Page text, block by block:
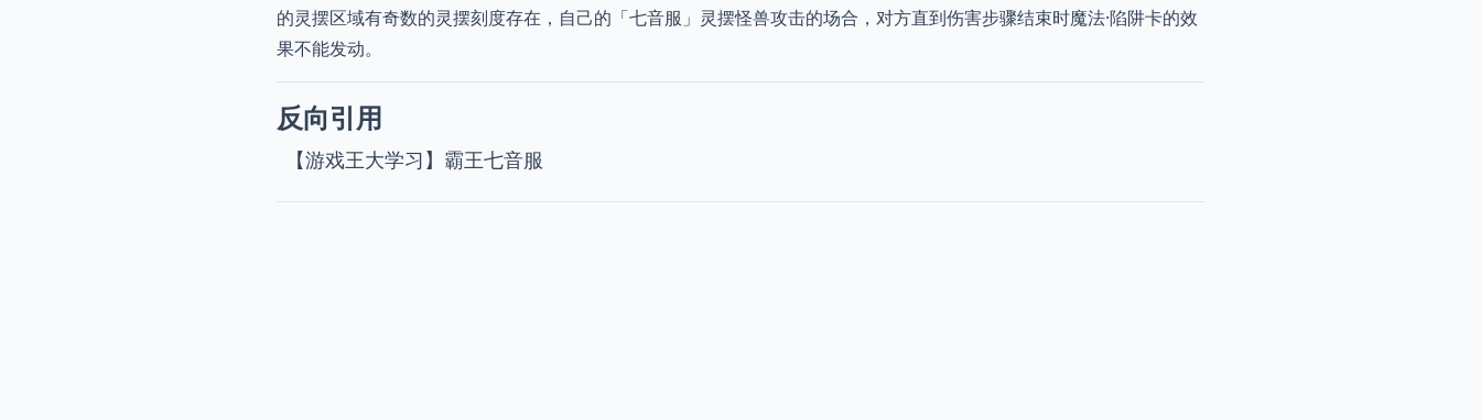
的灵摆区域有奇数的灵摆刻度存在，自己的「七音服」灵摆怪兽攻击的场合，对方直到伤害步骤结束时魔法·陷阱卡的效
果不能发动。
反向引用
【游戏王大学习】霸王七音服